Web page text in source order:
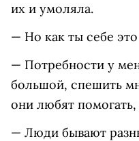
их и умоляла.
— Но как ты себе
— Потребности у
большой, спешить
они любят помогать,
— Люди бывают